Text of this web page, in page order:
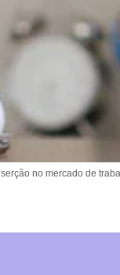
no mercado de